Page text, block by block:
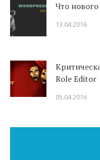
Что
13.04.2016
Role Editor
05.04.2016